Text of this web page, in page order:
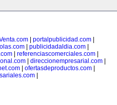
| portalpublicidad.com|
publicidadaldia.com
referenciascomerciales.com
direccionempresarial.com
ofertasdeproductos.com